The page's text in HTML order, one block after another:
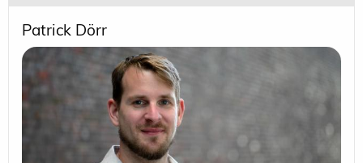
Patrick Dörr